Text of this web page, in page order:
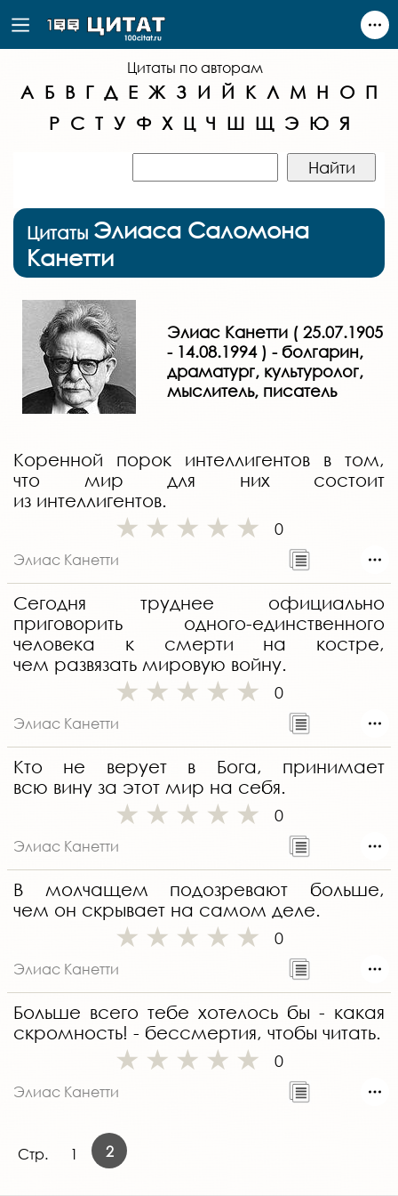
Цитаты по авторам
А Б В Г Д Е Ж З И Й К Л М Н О П
Р С Т У Ф Х Ц Ч Ш Щ Э Ю Я
Цитаты Элиаса Саломона
Канетти
Элиас Канетти ( 25.07.1905
- 14.08.1994 ) - болгарин,
драматург, культуролог,
мыслитель, писатель
Коренной порок интеллигентов в том,
что мир для них состоит
из интеллигентов.
0
Элиас Канетти
Сегодня труднее официально
приговорить одного-единственного
человека к смерти на костре,
чем развязать мировую войну.
0
Элиас Канетти
Кто не верует в Бога, принимает
всю вину за этот мир на себя.
0
Элиас Канетти
В молчащем подозревают больше,
чем он скрывает на самом деле.
0
Элиас Канетти
Больше всего тебе хотелось бы - какая
скромность! - бессмертия, чтобы читать.
0
Элиас Канетти
Стр. 1 2